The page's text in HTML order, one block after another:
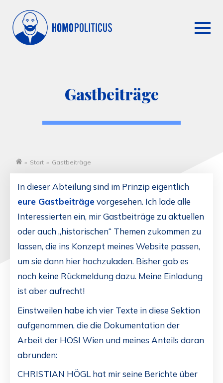
Gastbeiträge
» Start » Gastbeiträge
In dieser Abteilung sind im Prinzip eigentlich
eure Gastbeiträgevorgesehen. Ich lade alle
Interessierten ein, mir Gastbeiträge zu aktuellen
oder auch „historischen“ Themen zukommen zu
lassen, die ins Konzept meines Website passen,
um sie dann hier hochzuladen. Bisher gab es
noch keine Rückmeldung dazu. Meine Einladung
ist aber aufrecht!
Einstweilen habe ich vier Texte in diese Sektion
aufgenommen, die die Dokumentation der
Arbeit der HOSI Wien und meines Anteils daran
abrunden:
CHRISTIAN HÖGL hat mir seine Berichte über